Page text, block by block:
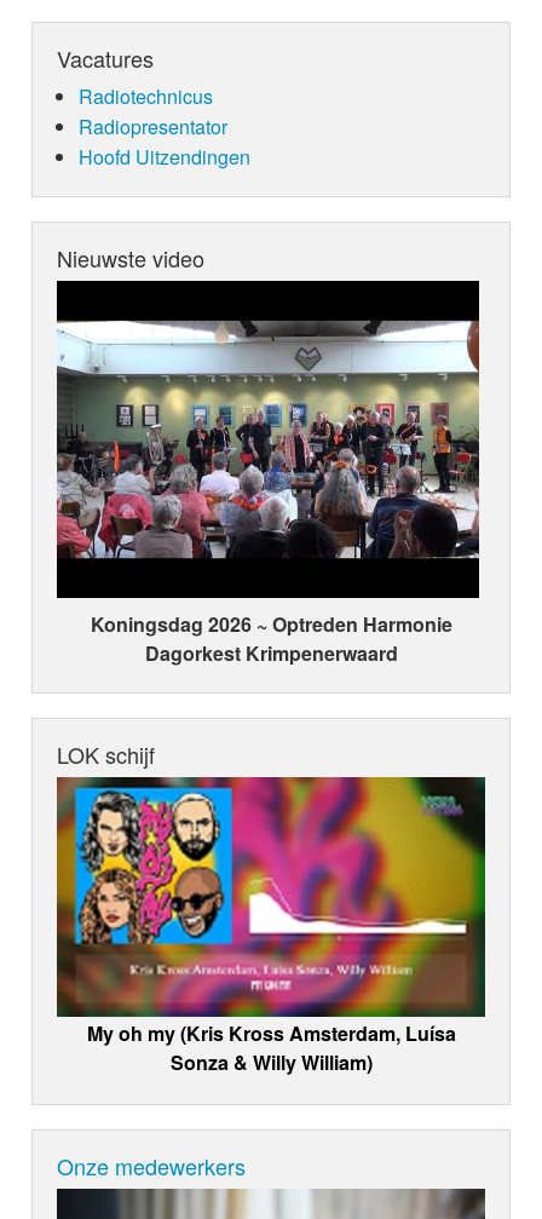
Vacatures
Radiotechnicus
Radiopresentator
Hoofd Uitzendingen
Nieuwste video
Koningsdag 2026 ~ Optreden Harmonie
Dagorkest Krimpenerwaard
LOK schijf
My oh my (Kris Kross Amsterdam, Luísa
Sonza & Willy William)
Onze medewerkers